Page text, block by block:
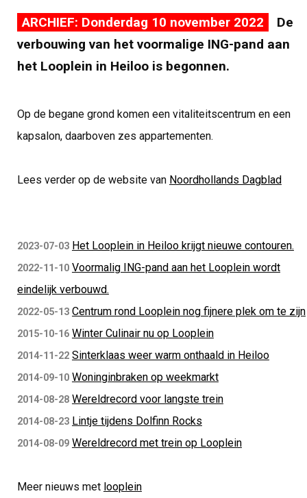
ARCHIEF: Donderdag 10 november 2022
De
verbouwing van het voormalige ING-pand aan
het Looplein in Heiloo is begonnen.
Op de begane grond komen een vitaliteitscentrum en een
kapsalon, daarboven zes appartementen.
Lees verder op de website van Noordhollands Dagblad
2023-07-03 Het Looplein in Heiloo krijgt nieuwe contouren.
2022-11-10 Voormalig ING-pand aan het Looplein wordt
eindelijk verbouwd.
2022-05-13 Centrum rond Looplein nog fijnere plek om te zijn
2015-10-16 Winter Culinair nu op Looplein
2014-11-22 Sinterklaas weer warm onthaald in Heiloo
2014-09-10 Woninginbraken op weekmarkt
2014-08-28 Wereldrecord voor langste trein
2014-08-23 Lintje tijdens Dolfinn Rocks
2014-08-09 Wereldrecord met trein op Looplein
Meer nieuws met looplein